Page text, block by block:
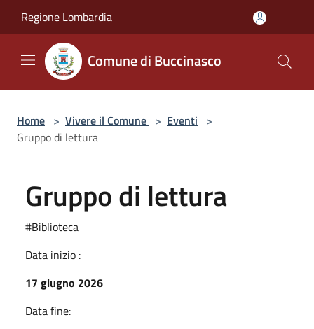
Regione Lombardia
Comune di Buccinasco
Home > Vivere il Comune > Eventi >
Gruppo di lettura
Gruppo di lettura
#Biblioteca
Data inizio :
17 giugno 2026
Data fine: